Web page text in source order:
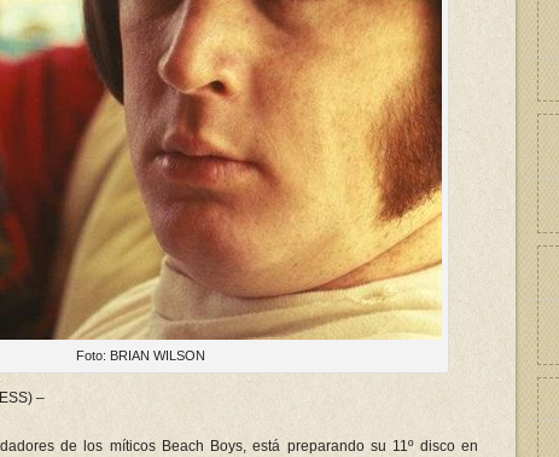
Foto: BRIAN WILSON
–
de los míticos Beach Boys, está preparando su 11º disco en